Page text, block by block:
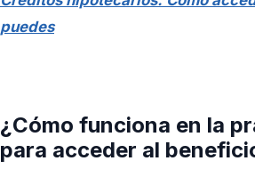
puedes
¿Cómo funciona en la
para acceder al